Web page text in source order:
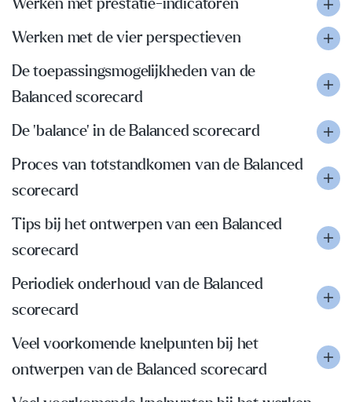
Werken met prestatie-indicatoren
Werken met de vier perspectieven
De toepassingsmogelijkheden van de
Balanced scorecard
De 'balance' in de Balanced scorecard
Proces van totstandkomen van de Balanced
scorecard
Tips bij het ontwerpen van een Balanced
scorecard
Periodiek onderhoud van de Balanced
scorecard
Veel voorkomende knelpunten bij het
ontwerpen van de Balanced scorecard